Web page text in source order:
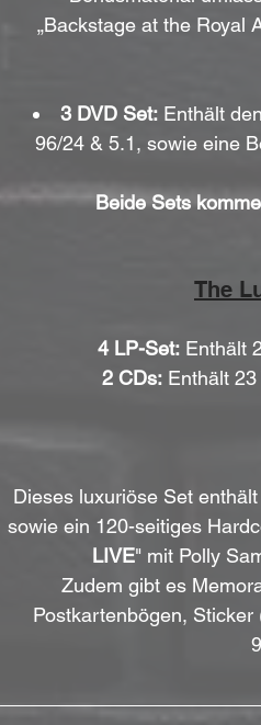
„Backstage at the Royal
3 DVD Set: Enthält
96/24 & 5.1, sowie eine
Beide Sets
The
4 LP-Set: Enthält
2 CDs: Enthält
Dieses luxuriöse Set
sowie ein 120-seitiges
LIVE" mit Polly
Zudem gibt es
Postkartenbögen,